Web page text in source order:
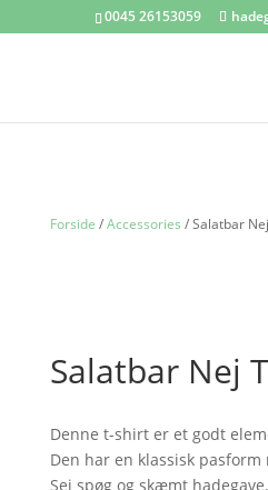
0045 26153059
Forside /Accessories / Salatbar
Salatbar Nej
Denne t-shirt er et godt
Den har en klassisk
Sej spøg og skæmt hadegave.